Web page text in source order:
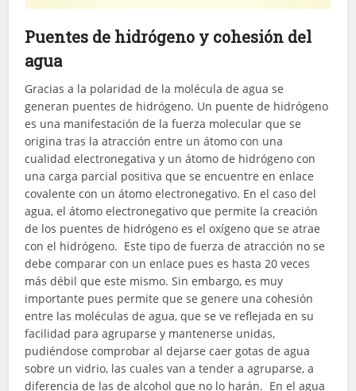
Puentes de hidrógeno y cohesión del
agua
Gracias a la polaridad de la molécula de agua se
generan puentes de hidrógeno. Un puente de hidrógeno
es una manifestación de la fuerza molecular que se
origina tras la atracción entre un átomo con una
cualidad electronegativa y un átomo de hidrógeno con
una carga parcial positiva que se encuentre en enlace
covalente con un átomo electronegativo. En el caso del
agua, el átomo electronegativo que permite la creación
de los puentes de hidrógeno es el oxígeno que se atrae
con el hidrógeno. Este tipo de fuerza de atracción no se
debe comparar con un enlace pues es hasta 20 veces
más débil que este mismo. Sin embargo, es muy
importante pues permite que se genere una cohesión
entre las moléculas de agua, que se ve reflejada en su
facilidad para agruparse y mantenerse unidas,
pudiéndose comprobar al dejarse caer gotas de agua
sobre un vidrio, las cuales van a tender a agruparse, a
diferencia de las de alcohol que no lo harán. En el agua